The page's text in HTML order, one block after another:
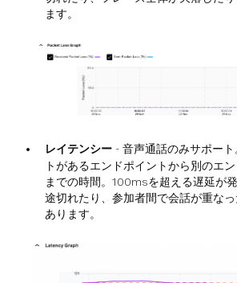
ます。
レイテンシー - 音声通話のみサポー
トがあるエンドポイントから別のエ
までの時間。100msを超える遅延が
途切れたり、参加者間で会話が重な
あります。